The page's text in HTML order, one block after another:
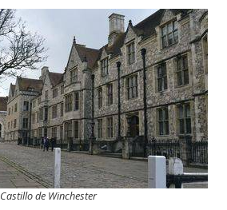
Castillo de Winchester